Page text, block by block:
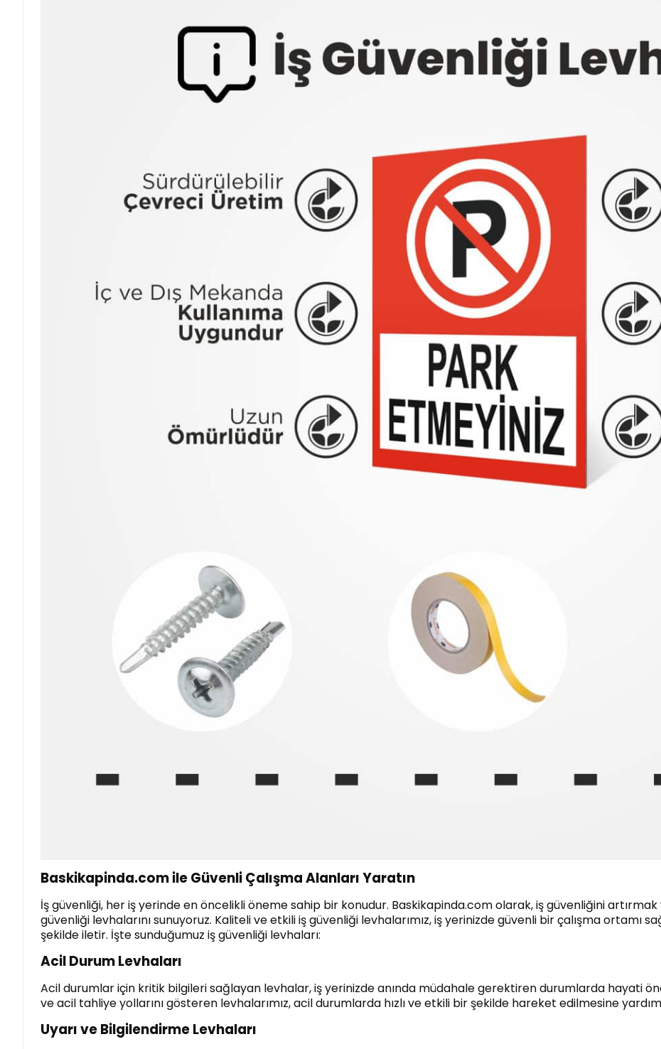
Baskikapinda.com ile Güvenli Çalışma Alanları Yaratın
İş güvenliği, her iş yerinde en öncelikli öneme sahip bir konudur. Baskikapinda.com olarak, iş güvenliğini artırmak
güvenliği levhalarını sunuyoruz. Kaliteli ve etkili iş güvenliği levhalarımız, iş yerinizde güvenli bir çalışma ortamı
şekilde iletir. İşte sunduğumuz iş güvenliği levhaları:
Acil Durum Levhaları
Acil durumlar için kritik bilgileri sağlayan levhalar, iş yerinizde anında müdahale gerektiren durumlarda hayati
ve acil tahliye yollarını gösteren levhalarımız, acil durumlarda hızlı ve etkili bir şekilde hareket edilmesine
Uyarı ve Bilgilendirme Levhaları